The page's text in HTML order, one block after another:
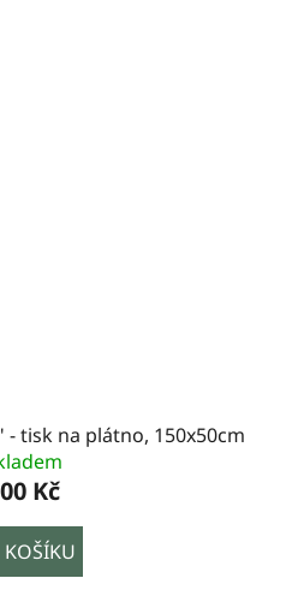
tisk na plátno, 150x50cm
Kč